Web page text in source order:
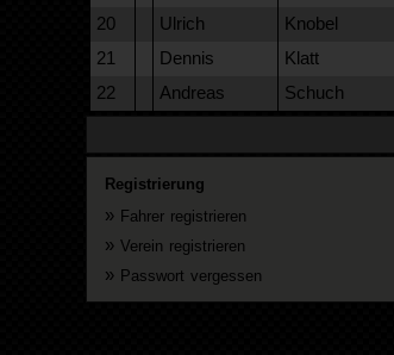
20
Ulrich Knobel
21
Dennis Klatt
22
Andreas Schuch
Registrierung
» Fahrer registrieren
» Verein registrieren
» Passwort vergessen